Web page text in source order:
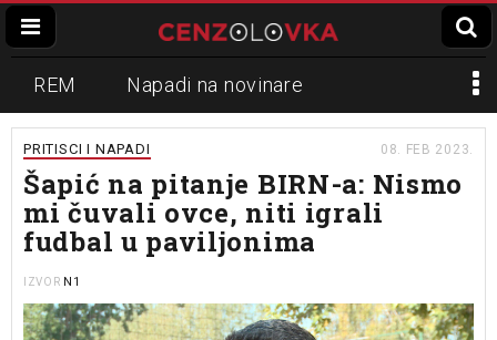
REM Napadi na novinare
Zvučni top
Propaganda Lokalni mediji
Informer Slavko Ćuruvija
PRITISCI I NAPADI 08. FEB 2023.
Šapić na pitanje BIRN-a: Nismo
mi čuvali ovce, niti igrali
fudbal u paviljonima
IZVOR N1